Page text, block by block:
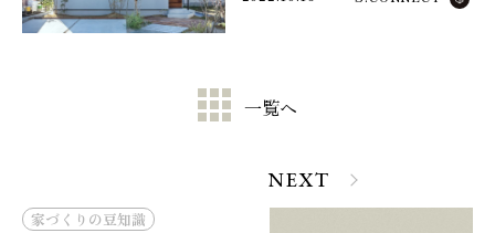
一覧へ
NEXT
家づくりの豆知識